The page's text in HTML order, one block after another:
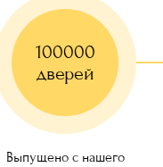
100000
дверей
с нашего